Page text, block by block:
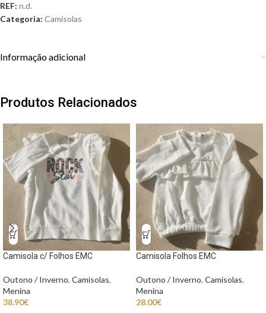
REF: n.d.
Categoria: Camisolas
Informação adicional
Produtos Relacionados
Camisola c/ Folhos EMC
Outono / Inverno, Camisolas,
Menina
38.90€
Camisola Folhos EMC
Outono / Inverno, Camisolas,
Menina
28.00€